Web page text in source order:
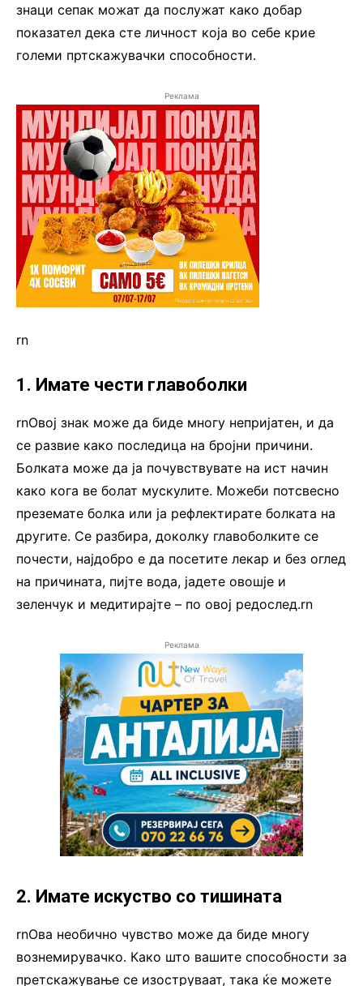
знаци сепак можат да послужат како добар
показател дека сте личност која во себе крие
големи пртскажувачки способности.
Реклама
rn
1. Имате чести главоболки
rnОвој знак може да биде многу непријатен, и да
се развие како последица на бројни причини.
Болката може да ја почувствувате на ист начин
како кога ве болат мускулите. Можеби потсвесно
преземате болка или ја рефлектирате болката на
другите. Се разбира, доколку главоболките се
почести, најдобро е да посетите лекар и без оглед
на причината, пијте вода, јадете овошје и
зеленчук и медитирајте – по овој редослед.rn
Реклама
2. Имате искуство со тишината
rnОва необично чувство може да биде многу
вознемирувачко. Како што вашите способности за
претскажување се изоструваат, така ќе можете